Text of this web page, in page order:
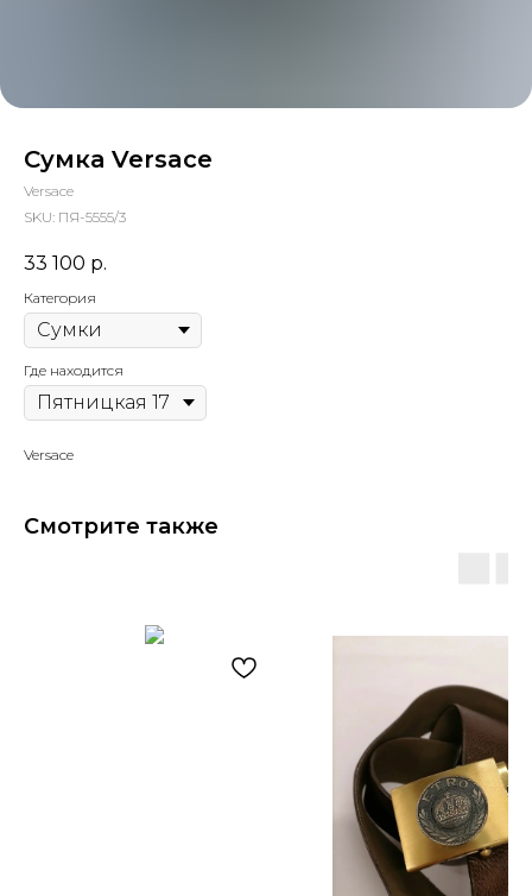
Сумка Versace
Versace
SKU: ПЯ-5555/3
33 100 р.
Категория
Где находится
Versace
Смотрите также